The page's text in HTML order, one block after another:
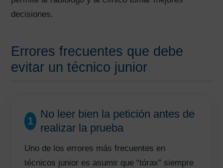
decisiones.
Errores frecuentes que debe
evitar un técnico junior
1
No leer bien la petición antes de
realizar la prueba
Uno de los errores más frecuentes en
técnicos junior es asumir que “tórax” siempre